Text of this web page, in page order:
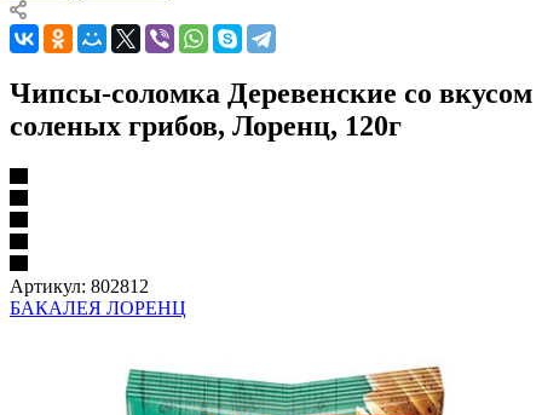
Чипсы-соломка Деревенские со вкусом
соленых грибов, Лоренц, 120г
Артикул: 802812
БАКАЛЕЯ ЛОРЕНЦ